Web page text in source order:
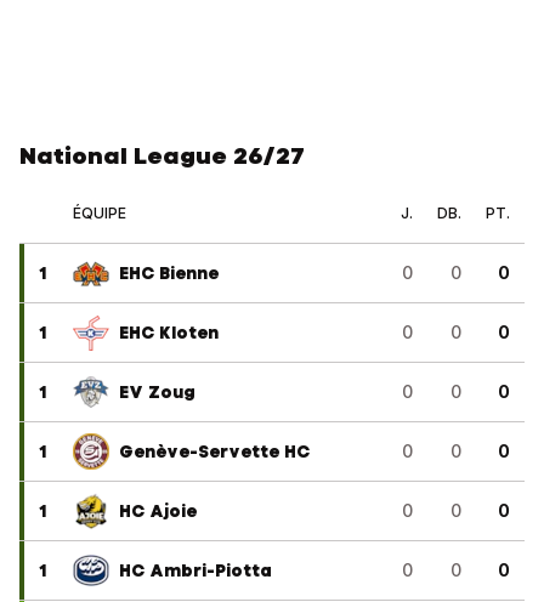
National League 26/27
ÉQUIPE J. DB. PT.
1 EHC Bienne 0 0 0
1 EHC Kloten 0 0 0
1 EV Zoug 0 0 0
1 Genève-Servette HC 0 0 0
1 HC Ajoie 0 0 0
1 HC Ambri-Piotta 0 0 0